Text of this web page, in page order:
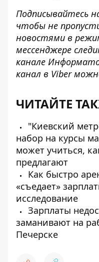
Подписывайтесь
чтобы не
новостями в
мессенджере
канале
канал в Viber
ЧИТАЙТЕ
"Киевский
набор на курсы
может учиться,
предлагают
Как быстро
«съедает»
исследование
Зарплаты
заманивают на
Печерске